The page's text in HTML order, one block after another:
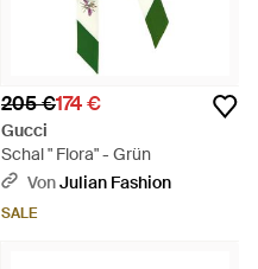
205 €174 €
Gucci
Schal " Flora" - Grün
VonJulian Fashion
SALE